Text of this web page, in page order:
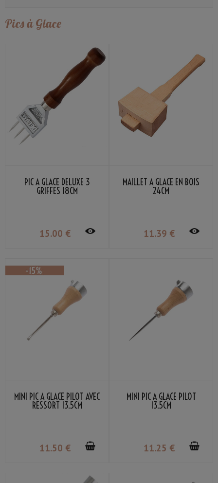
Pics à Glace
PIC À GLACE DELUXE 3
GRIFFES 18CM
15.00 €
MAILLET À GLACE EN BOIS
24CM
11.39 €
MINI PIC À GLACE PILOT AVEC
RESSORT 13.5CM
11.50 €
MINI PIC À GLACE PILOT
13.5CM
11.25 €